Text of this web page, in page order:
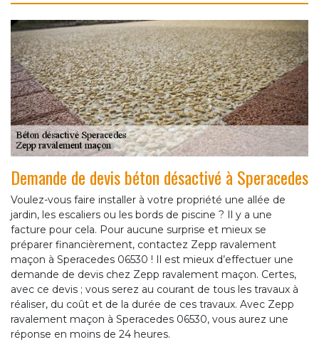
Demande de devis béton désactivé à Speracedes
Voulez-vous faire installer à votre propriété une allée de
jardin, les escaliers ou les bords de piscine ? Il y a une
facture pour cela. Pour aucune surprise et mieux se
préparer financièrement, contactez Zepp ravalement
maçon à Speracedes 06530 ! Il est mieux d’effectuer une
demande de devis chez Zepp ravalement maçon. Certes,
avec ce devis ; vous serez au courant de tous les travaux à
réaliser, du coût et de la durée de ces travaux. Avec Zepp
ravalement maçon à Speracedes 06530, vous aurez une
réponse en moins de 24 heures.